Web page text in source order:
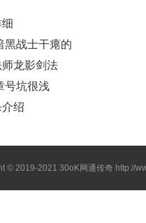
黑战士干瘪的
龙影剑法
号坑很浅
绍
© 2019-202130oK网通传奇 http://